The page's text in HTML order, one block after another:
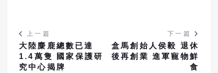
上一篇
大陸麋鹿總數已達
1.4萬隻 國家保護研
究中心揭牌
下一篇
盒馬創始人侯毅 退休
後再創業 進軍寵物鮮
食